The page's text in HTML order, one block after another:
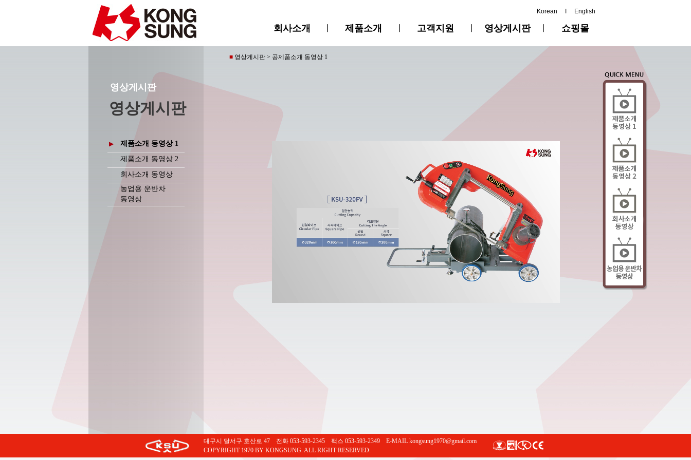
Korean English
회사소개 제품소개 고객지원 영상게시판 쇼핑몰
영상게시판
영상게시판
▶
제품소개 동영상 1
제품소개 동영상 2
회사소개 동영상
농업용 운반차
동영상
■ 영상게시판 > 공제품소개 동영상 1
대구시 달서구 호산로 47 전화 053-593-2345 팩스 053-593-2349 E-MAIL kongsung1970@gmail.com
COPYRIGHT 1970 BY KONGSUNG. ALL RIGHT RESERVED.